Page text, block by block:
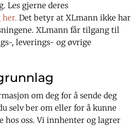
Les gjerne deres
Det betyr at XLmann ikke har
XLmann får tilgang til
, leverings- og øvrige
om deg for å sende deg
selv ber om eller for å kunne
hos oss. Vi innhenter og lagrer